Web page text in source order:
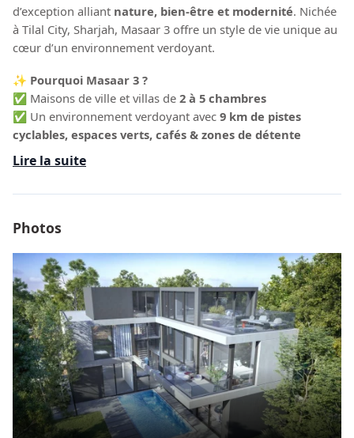
d’exception alliant nature, bien-être et modernité. Nichée
à Tilal City, Sharjah, Masaar 3 offre un style de vie unique au
cœur d’un environnement verdoyant.
✨ Pourquoi Masaar 3 ?
✅ Maisons de ville et villas de 2 à 5 chambres
✅ Un environnement verdoyant avec 9 km de pistes
cyclables, espaces verts, cafés & zones de détente
✅ Un style de vie équilibré entre
accessibilité
25 min de l’aéroport international de Dubaï
45 min du centre-ville de Dubaï
20 min de Mirdif
15 min de l’aéroport de Sharjah
Accès direct Emirates Road E611 🚗
🏡Prix attractifs & superficies:
Townhouse 2BRdès1,799,000 AED– 1,959 sqft
Townhouse 3BRdès 2,299,000 AED – 2,289 sqft
Lire la suite
Photos